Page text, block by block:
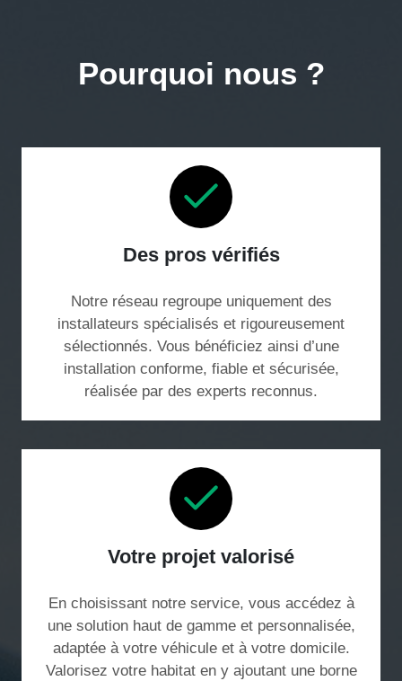
Pourquoi nous ?
Des pros vérifiés
Notre réseau regroupe uniquement des
installateurs spécialisés et rigoureusement
sélectionnés. Vous bénéficiez ainsi d’une
installation conforme, fiable et sécurisée,
réalisée par des experts reconnus.
Votre projet valorisé
En choisissant notre service, vous accédez à
une solution haut de gamme et personnalisée,
adaptée à votre véhicule et à votre domicile.
Valorisez votre habitat en y ajoutant une borne